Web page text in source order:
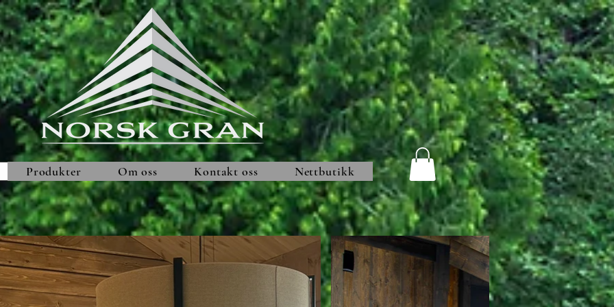
Produkter Om oss Kontakt oss Nettbutikk